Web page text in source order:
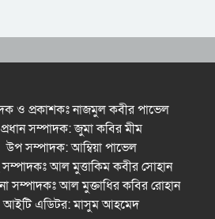
ও প্রকাশকঃ নাজমুল কবীর পাভেল
প্রধান সম্পাদক: জুমা কবির মীম
উপ সম্পাদক: আম্বিয়া পাভেল
সম্পাদকঃ আল মুত্তাকিম কবীর সোহান
সম্পাদকঃ আল মুক্তাধির কবির রোহান
আইটি এডিটর: মাসুম আহমেদ